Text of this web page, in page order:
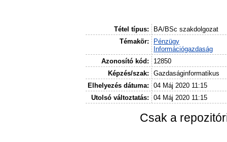
Tétel típus:
BA/BSc szakdolgozat
Témakör:
Pénzügy
Információgazdaság
Azonosító kód:
12850
Képzés/szak:
Gazdaságinformatikus
Elhelyezés dátuma:
04 Máj 2020 11:15
Utolsó változtatás:
04 Máj 2020 11:15
Csak a